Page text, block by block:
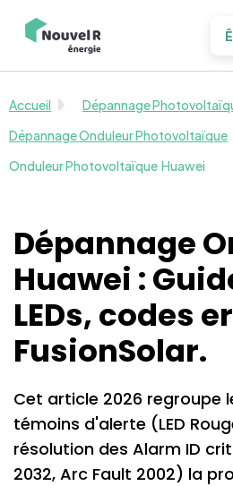
Accueil
Dépannage
Dépannage Onduleur Photovoltaïque
Onduleur Photovoltaïque Huawei
Dépannage
Huawei :
LEDs, codes
FusionSolar.
Cet article 2026 regroupe
témoins d'alerte (LED
résolution des Alarm ID
2032, Arc Fault 2002) la